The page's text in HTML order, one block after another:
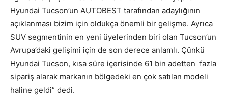
Hyundai Tucson’un AUTOBEST tarafından adaylığının
açıklanması bizim için oldukça önemli bir gelişme. Ayrıca
SUV segmentinin en yeni üyelerinden biri olan Tucson’un
Avrupa’daki gelişimi için de son derece anlamlı. Çünkü
Hyundai Tucson, kısa süre içerisinde 61 bin adetten fazla
sipariş alarak markanın bölgedeki en çok satılan modeli
haline geldi” dedi.